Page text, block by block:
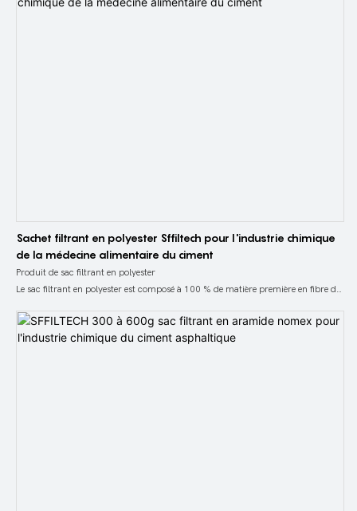
Sachet filtrant en polyester Sffiltech pour l'industrie chimique
de la médecine alimentaire du ciment
Produit de sac filtrant en polyester
Le sac filtrant en polyester est composé à 100 % de matière première en fibre de
exigences d’utilisation, différents équipements de production et procédés de
fabrication sont utilisés. Diverses fibres de polyester deniers sont mélangées par